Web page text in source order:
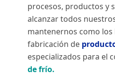
procesos, productos y
alcanzar todos
mantenernos como los
fabricación de
especializados para el
de frío.